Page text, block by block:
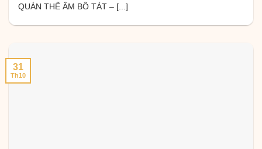
QUÁN THẾ ÂM BỒ TÁT – [...]
31
Th10